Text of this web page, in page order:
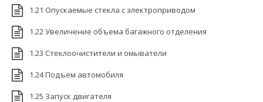
1.21 Опускаемые стекла с электроприводом
1.22 Увеличение объема багажного отделения
1.23 Стеклоочистители и омыватели
1.24 Подъем автомобиля
1.25 Запуск двигателя